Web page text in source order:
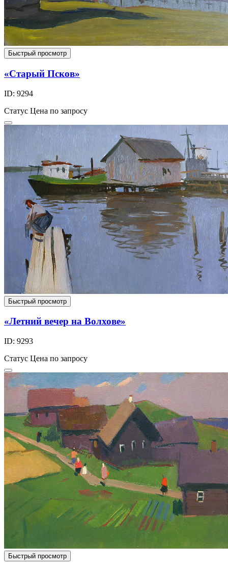
Быстрый просмотр
«Старый Псков»
ID: 9294
Статус Цена по запросу
Быстрый просмотр
«Летний вечер на Волхове»
ID: 9293
Статус Цена по запросу
Быстрый просмотр